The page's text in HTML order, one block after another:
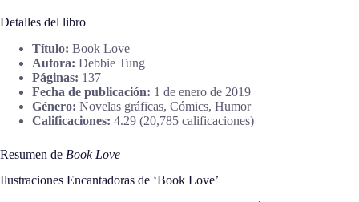
Detalles del libro
Título: Book Love
Autora: Debbie Tung
Páginas: 137
Fecha de publicación: 1 de enero de 2019
Género: Novelas gráficas, Cómics, Humor
Calificaciones: 4.29 (20,785 calificaciones)
Resumen de Book Love
Ilustraciones Encantadoras de ‘Book Love’